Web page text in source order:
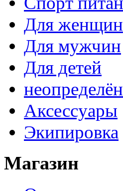
Для женщин
Для мужчин
Для детей
Аксессуары
Экипировка
Магазин